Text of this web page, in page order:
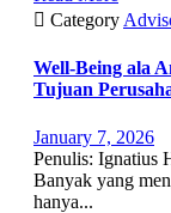
 Category
Well-Being ala
Tujuan
January 7, 2026
Penulis: Ignatius
Banyak yang
hanya...